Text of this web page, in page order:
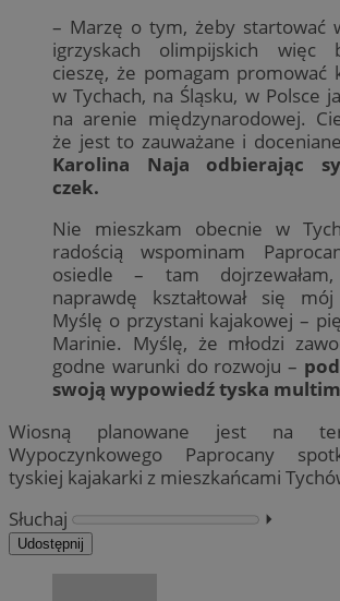
– Marzę o tym, żeby startować
igrzyskach olimpijskich więc
cieszę, że pomagam promować
w Tychach, na Śląsku, w Polsce
na arenie międzynarodowej.
że jest to zauważane i
Karolina Naja odbierając
czek.
Nie mieszkam obecnie w
radością wspominam
osiedle – tam
naprawdę kształtował się
Myślę o przystani kajakowej –
Marinie. Myślę, że młodzi
godne warunki do rozwoju –
swoją wypowiedź tyska
Wiosną planowane jest na
Wypoczynkowego Paprocany
tyskiej kajakarki z mieszkańcami
Słuchaj
⏵︎
Udostępnij